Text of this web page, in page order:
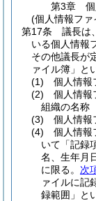
第3章
(個人情報ファ
第17条
議長は
いる個人情報
その他議長が
ァイル簿」と
(1)
個人情報
(2)
個人情報
組織の名称
(3)
個人情報
(4)
個人情報
いて「記録
名、生年月
に限る。 次
ァイルに記
録範囲」と